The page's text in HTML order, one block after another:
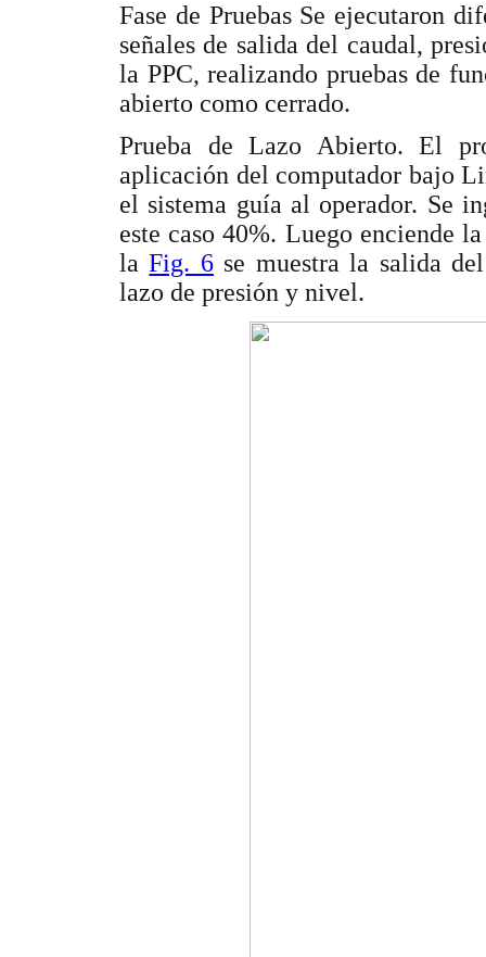
Fase de Pruebas Se ejecutaron
señales de salida del caudal,
la PPC, realizando pruebas de
abierto como cerrado.
Prueba de Lazo Abierto. El
aplicación del computador bajo
el sistema guía al operador. Se
este caso 40%. Luego enciende
laFig. 6se muestra la salida
lazo de presión y nivel.